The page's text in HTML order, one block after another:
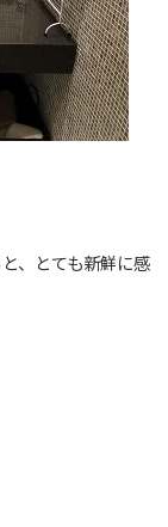
、とても新鮮に感